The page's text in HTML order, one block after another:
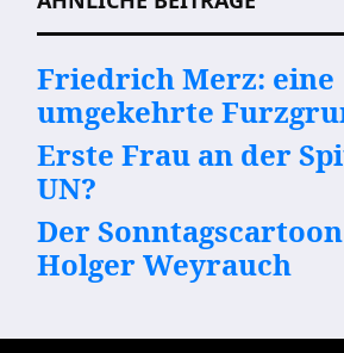
Friedrich Merz: eine
umgekehrte
Erste Frau an der
UN?
Der
Holger Weyrauch